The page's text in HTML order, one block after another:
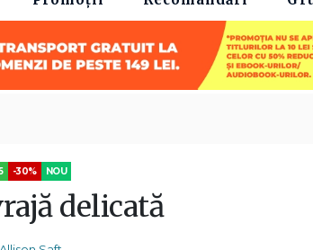
-30% NOU
delicată